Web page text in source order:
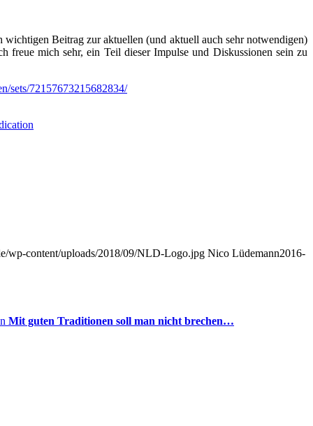
wichtigen Beitrag zur aktuellen (und aktuell auch sehr notwendigen)
freue mich sehr, ein Teil dieser Impulse und Diskussionen sein zu
sets/72157673215682834/
wp-content/uploads/2018/09/NLD-Logo.jpg Nico Lüdemann2016-
Mit guten Traditionen soll man nicht brechen…